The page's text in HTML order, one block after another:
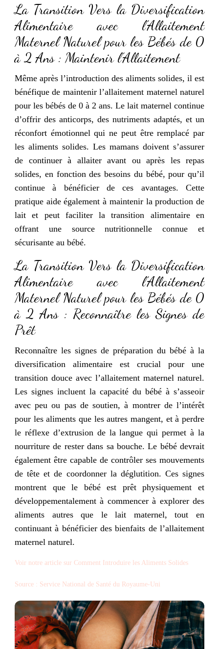
La Transition Vers la Diversification
Alimentaire avec l’Allaitement
Maternel Naturel pour les Bébés de 0
à 2 Ans : Maintenir l’Allaitement
Même après l’introduction des aliments solides, il est
bénéfique de maintenir l’allaitement maternel naturel
pour les bébés de 0 à 2 ans. Le lait maternel continue
d’offrir des anticorps, des nutriments adaptés, et un
réconfort émotionnel qui ne peut être remplacé par
les aliments solides. Les mamans doivent s’assurer
de continuer à allaiter avant ou après les repas
solides, en fonction des besoins du bébé, pour qu’il
continue à bénéficier de ces avantages. Cette
pratique aide également à maintenir la production de
lait et peut faciliter la transition alimentaire en
offrant une source nutritionnelle connue et
sécurisante au bébé.
La Transition Vers la Diversification
Alimentaire avec l’Allaitement
Maternel Naturel pour les Bébés de 0
à 2 Ans : Reconnaître les Signes de
Prêt
Reconnaître les signes de préparation du bébé à la
diversification alimentaire est crucial pour une
transition douce avec l’allaitement maternel naturel.
Les signes incluent la capacité du bébé à s’asseoir
avec peu ou pas de soutien, à montrer de l’intérêt
pour les aliments que les autres mangent, et à perdre
le réflexe d’extrusion de la langue qui permet à la
nourriture de rester dans sa bouche. Le bébé devrait
également être capable de contrôler ses mouvements
de tête et de coordonner la déglutition. Ces signes
montrent que le bébé est prêt physiquement et
développementalement à commencer à explorer des
aliments autres que le lait maternel, tout en
continuant à bénéficier des bienfaits de l’allaitement
maternel naturel.
Voir notre article sur Comment Introduire les Aliments Solides
Source : Service National de Santé du Royaume-Uni